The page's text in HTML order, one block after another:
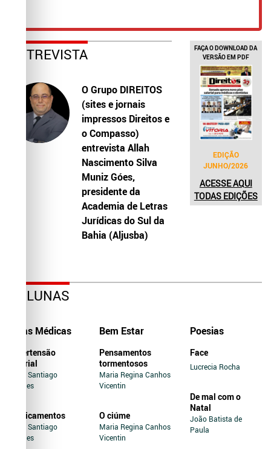
ENTREVISTA
O Grupo DIREITOS
(sites e jornais
impressos Direitos e
o Compasso)
entrevista Allah
Nascimento Silva
Muniz Góes,
presidente da
Academia de Letras
Jurídicas do Sul da
Bahia (Aljusba)
FAÇA O DOWNLOAD DA
VERSÃO EM PDF
EDIÇÃO
JUNHO/2026
ACESSE AQUI
TODAS EDIÇÕES
COLUNAS
Dicas Médicas
Hipertensão
Arterial
Jairo Santiago
Novaes
Medicamentos
Jairo Santiago
Novaes
Bem Estar
Pensamentos
tormentosos
Maria Regina Canhos
Vicentin
O ciúme
Maria Regina Canhos
Vicentin
Poesias
Face
Lucrecia Rocha
De mal com o
Natal
João Batista de
Paula